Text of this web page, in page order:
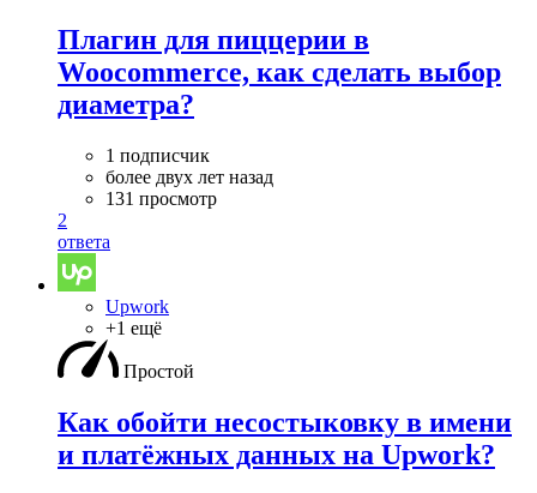
Плагин для пиццерии в
Woocommerce, как сделать выбор
диаметра?
1 подписчик
более двух лет назад
131 просмотр
2
ответа
Upwork
+1 ещё
Простой
Как обойти несостыковку в имени
и платёжных данных на Upwork?